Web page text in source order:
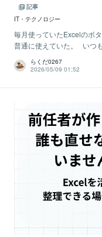
記事
IT・テクノロジー
毎月使っていたExcelのボ
普通に使えていた。 いつ
らくだ0267
2026/05/09 01:52